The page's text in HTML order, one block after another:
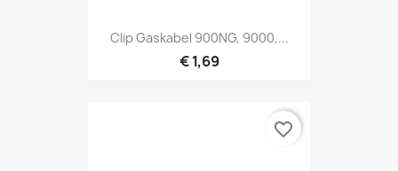
Clip Gaskabel 900NG, 9000,...
€ 1,69
favorite_border